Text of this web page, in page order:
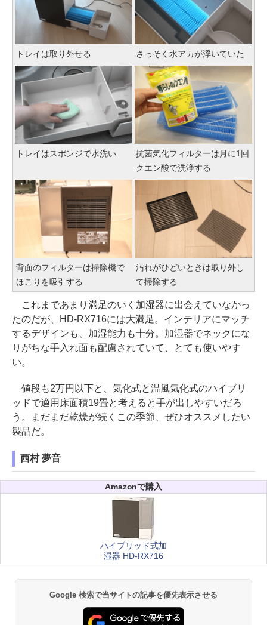
トレイは取り外せる さっそく水アカが浮いていた
トレイはスポンジで水洗い
抗菌気化フィルターは月に1回
クエン酸で洗浄する
背面のフィルターは掃除機で
ほこりを吸引する
汚れがひどいときは取り外し
て掃除する
これまであまり満足のいく加湿器に出会えていなかっ
たのだが、HD-RX716には大満足。インテリアにマッチ
するデザインも、加湿能力も十分。加湿器でネックにな
りがちな手入れ面も配慮されていて、とても使いやす
い。
値段も2万円以下と、気化式と温風気化式のハイブリ
ッドで適用床面積19畳と考えると手が出しやすいだろ
う。まだまだ乾燥が続くこの季節、ぜひオススメしたい
製品だ。
西村 夢音
Amazonで購入
ハイブリッド式加
湿器 HD-RX716
Google 検索で当サイトの記事を優先表示させる